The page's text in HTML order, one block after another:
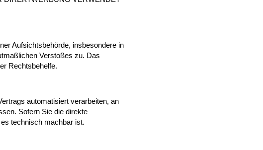
Aufsichtsbehörde, insbesondere in
Verstoßes zu. Das
Rechtsbehelfe.
automatisiert verarbeiten, an
Sofern Sie die direkte
technisch machbar ist.